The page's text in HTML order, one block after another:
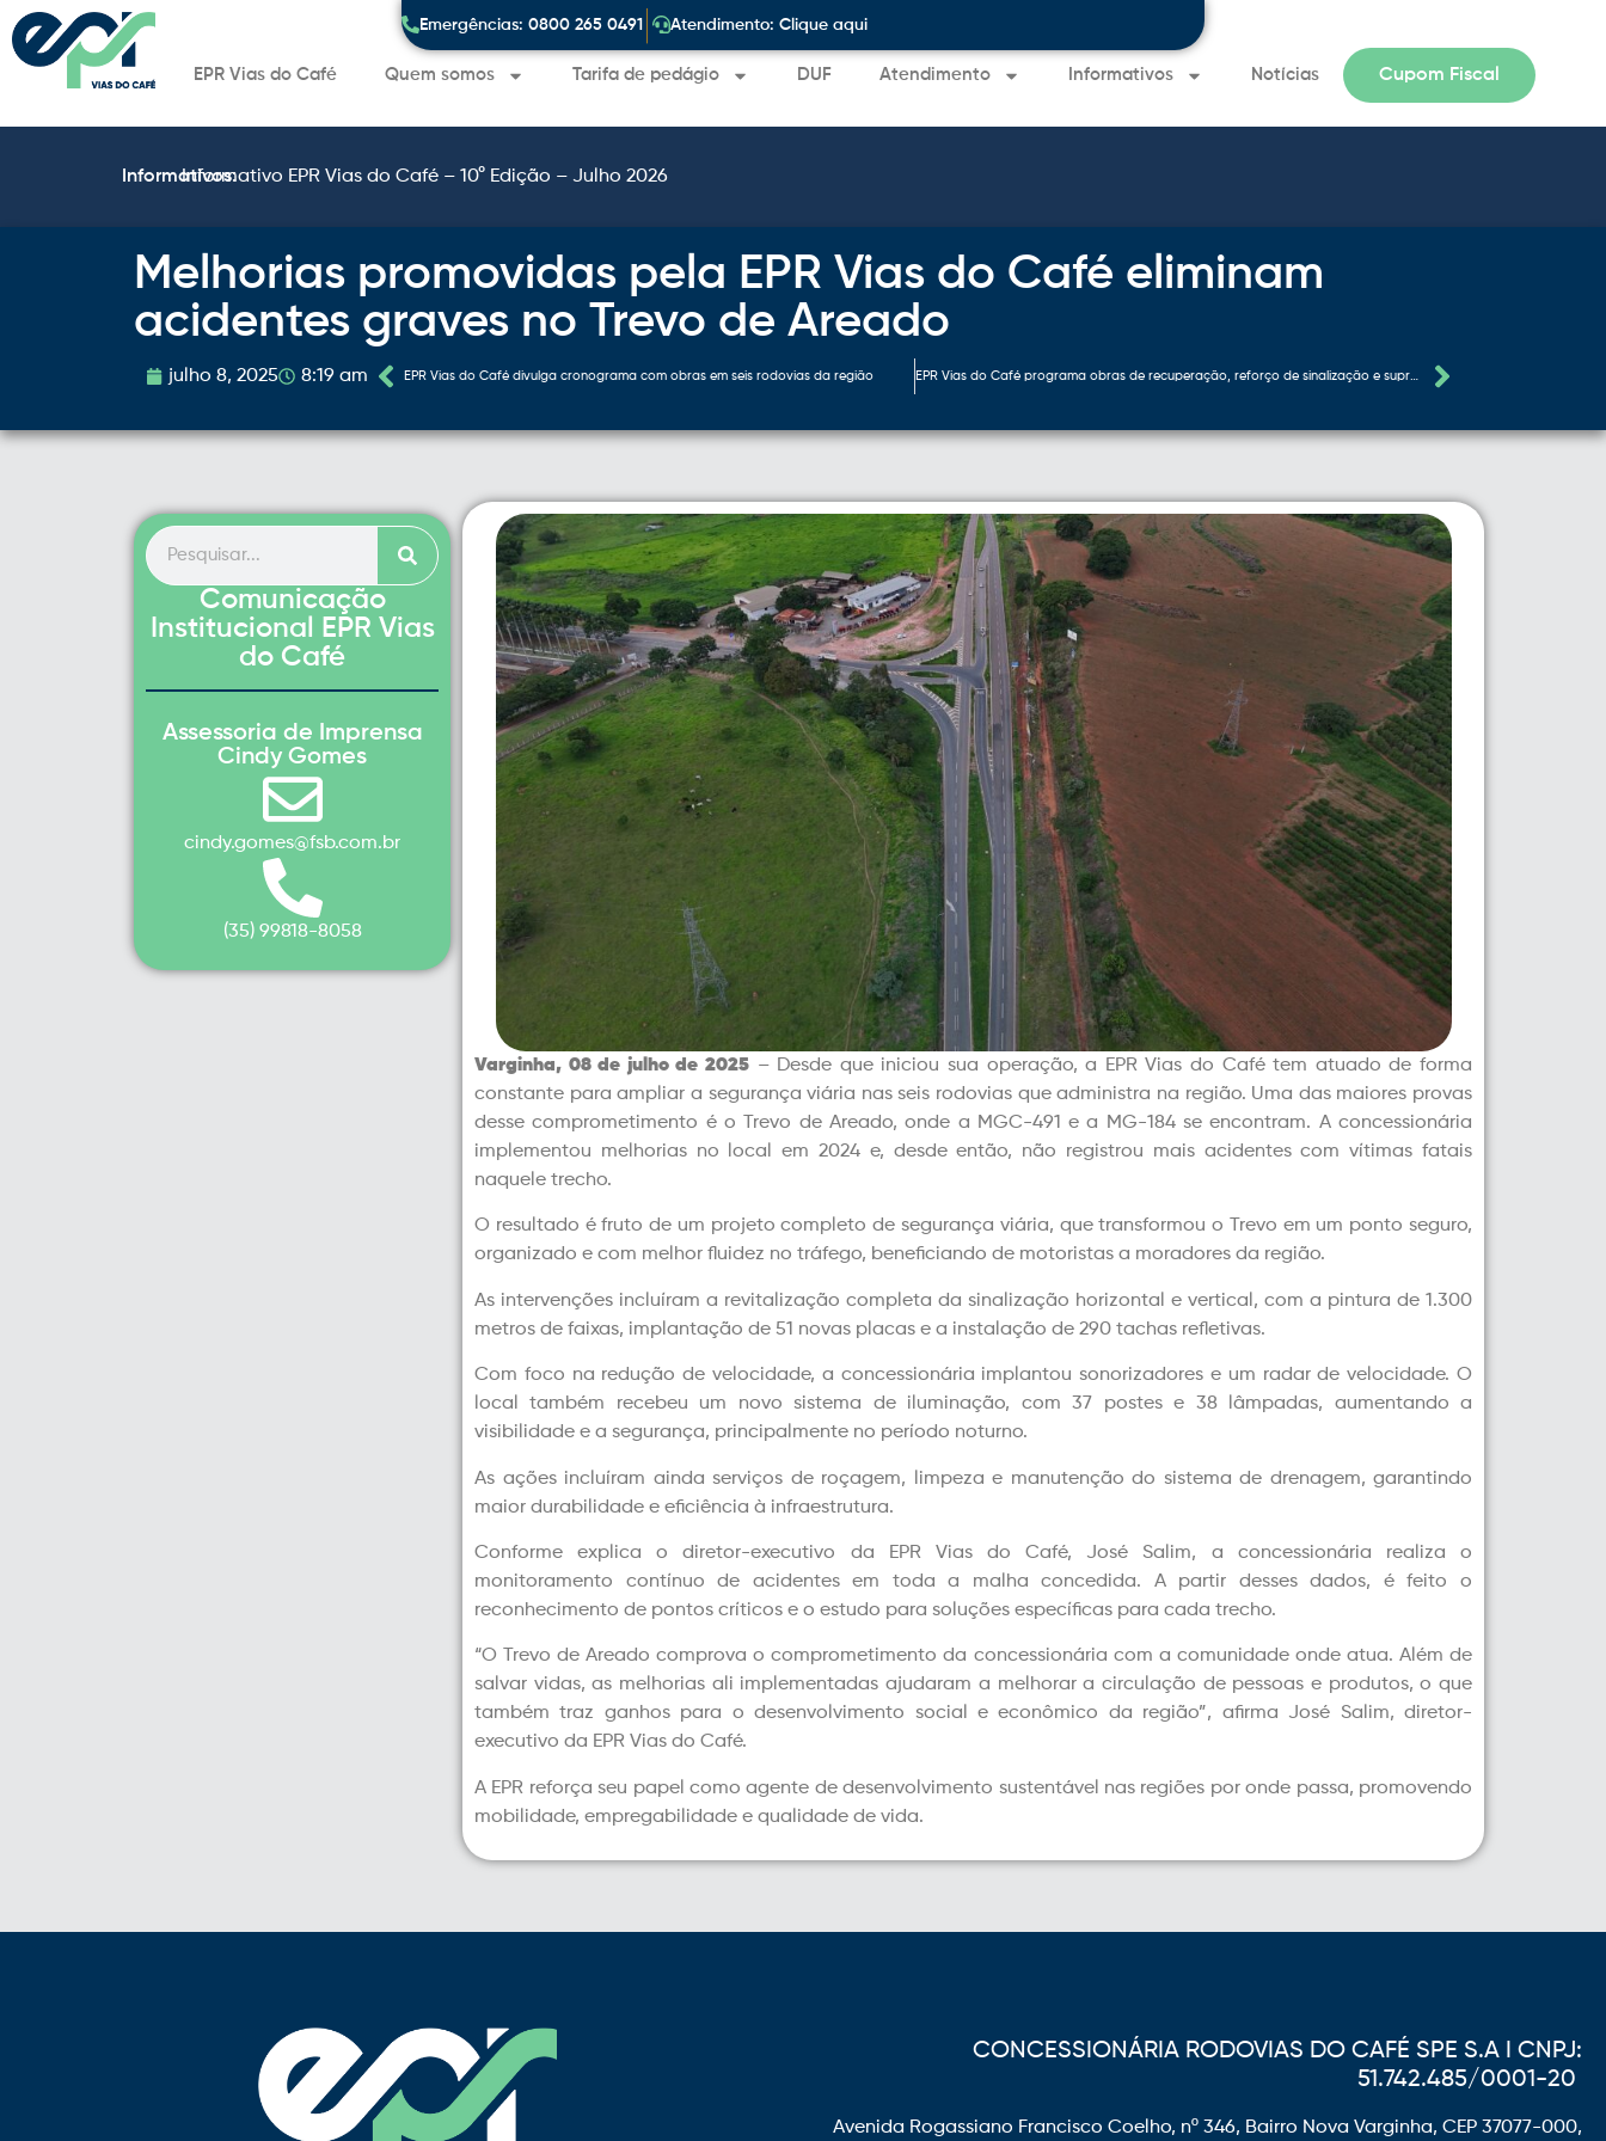
EPR Vias do Café Quem somos Tarifa de pedágio DUF Atendimento Informativos Notícias Cupom Fiscal
Informativos:Informativo EPR Vias do Café – 10° Edição – Julho 2026
Emergências: 0800 265 0491 Atendimento: Clique aqui
Melhorias promovidas pela EPR Vias do Café eliminam
acidentes graves no Trevo de Areado
julho 8, 2025 8:19 am EPR Vias do Café divulga cronograma com obras em seis rodovias da região EPR Vias do Café programa obras de recuperação, reforço de sinalização e supressão vegetal nesta semana
Comunicação
Institucional EPR Vias
do Café
Assessoria de Imprensa
Cindy Gomes
cindy.gomes@fsb.com.br
(35) 99818-8058
Varginha, 08 de julho de 2025 – Desde que iniciou sua operação, a EPR Vias do Café tem atuado de forma
constante para ampliar a segurança viária nas seis rodovias que administra na região. Uma das maiores provas
desse comprometimento é o Trevo de Areado, onde a MGC-491 e a MG-184 se encontram. A concessionária
implementou melhorias no local em 2024 e, desde então, não registrou mais acidentes com vítimas fatais
naquele trecho.
O resultado é fruto de um projeto completo de segurança viária, que transformou o Trevo em um ponto seguro,
organizado e com melhor fluidez no tráfego, beneficiando de motoristas a moradores da região.
As intervenções incluíram a revitalização completa da sinalização horizontal e vertical, com a pintura de 1.300
metros de faixas, implantação de 51 novas placas e a instalação de 290 tachas refletivas.
Com foco na redução de velocidade, a concessionária implantou sonorizadores e um radar de velocidade. O
local também recebeu um novo sistema de iluminação, com 37 postes e 38 lâmpadas, aumentando a
visibilidade e a segurança, principalmente no período noturno.
As ações incluíram ainda serviços de roçagem, limpeza e manutenção do sistema de drenagem, garantindo
maior durabilidade e eficiência à infraestrutura.
Conforme explica o diretor-executivo da EPR Vias do Café, José Salim, a concessionária realiza o
monitoramento contínuo de acidentes em toda a malha concedida. A partir desses dados, é feito o
reconhecimento de pontos críticos e o estudo para soluções específicas para cada trecho.
“O Trevo de Areado comprova o comprometimento da concessionária com a comunidade onde atua. Além de
salvar vidas, as melhorias ali implementadas ajudaram a melhorar a circulação de pessoas e produtos, o que
também traz ganhos para o desenvolvimento social e econômico da região”, afirma José Salim, diretor-
executivo da EPR Vias do Café.
A EPR reforça seu papel como agente de desenvolvimento sustentável nas regiões por onde passa, promovendo
mobilidade, empregabilidade e qualidade de vida.
CONCESSIONÁRIA RODOVIAS DO CAFÉ SPE S.A I CNPJ:
51.742.485/0001-20
Avenida Rogassiano Francisco Coelho, nº 346, Bairro Nova Varginha, CEP 37077-000,